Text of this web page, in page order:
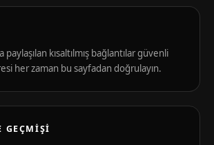
kısaltılmış bağlantılar güvenli
her zaman bu sayfadan doğrulayın.
GEÇMIŞI